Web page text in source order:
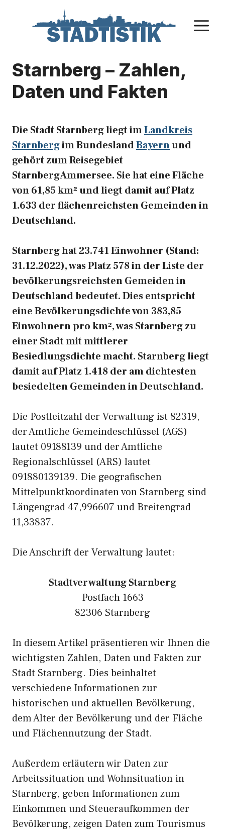
Starnberg – Zahlen,
Daten und Fakten
Die Stadt Starnberg liegt imLandkreis
Starnbergim BundeslandBayernund
gehört zum Reisegebiet
StarnbergAmmersee. Sie hat eine Fläche
von 61,85 km² und liegt damit auf Platz
1.633 der flächenreichsten Gemeinden in
Deutschland.
Starnberg hat 23.741 Einwohner (Stand:
31.12.2022), was Platz 578 in der Liste der
bevölkerungsreichsten Gemeiden in
Deutschland bedeutet. Dies entspricht
eine Bevölkerungsdichte von 383,85
Einwohnern pro km², was Starnberg zu
einer Stadt mit mittlerer
Besiedlungsdichte macht. Starnberg liegt
damit auf Platz 1.418 der am dichtesten
besiedelten Gemeinden in Deutschland.
Die Postleitzahl der Verwaltung ist 82319,
der Amtliche Gemeindeschlüssel (AGS)
lautet 09188139 und der Amtliche
Regionalschlüssel (ARS) lautet
091880139139. Die geografischen
Mittelpunktkoordinaten von Starnberg sind
Längengrad 47,996607 und Breitengrad
11,33837.
Die Anschrift der Verwaltung lautet:
Stadtverwaltung Starnberg
Postfach 1663
82306 Starnberg
In diesem Artikel präsentieren wir Ihnen die
wichtigsten Zahlen, Daten und Fakten zur
Stadt Starnberg. Dies beinhaltet
verschiedene Informationen zur
historischen und aktuellen Bevölkerung,
dem Alter der Bevölkerung und der Fläche
und Flächennutzung der Stadt.
Außerdem erläutern wir Daten zur
Arbeitssituation und Wohnsituation in
Starnberg, geben Informationen zum
Einkommen und Steueraufkommen der
Bevölkerung, zeigen Daten zum Tourismus